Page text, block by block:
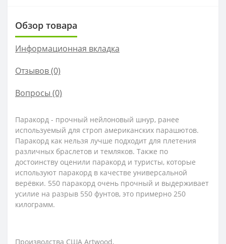
Обзор товара
Информационная вкладка
Отзывов (0)
Вопросы (0)
Паракорд - прочный нейлоновый шнур, ранее
используемый для строп американских парашютов.
Паракорд как нельзя лучше подходит для плетения
различных браслетов и темляков. Также по
достоинству оценили паракорд и туристы, которые
используют паракорд в качестве универсальной
верёвки. 550 паракорд очень прочный и выдерживает
усилие на разрыв 550 фунтов, это примерно 250
килограмм.
Производства США Artwood,